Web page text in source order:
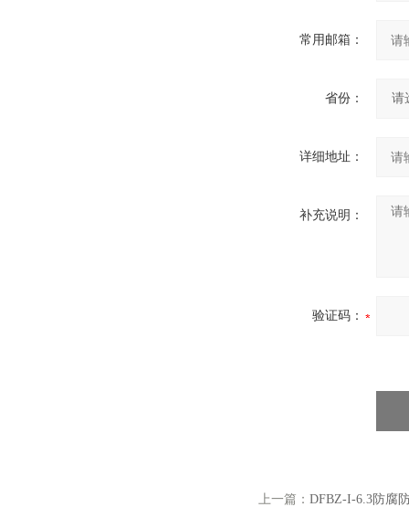
常用邮箱：
省份：
详细地址：
补充说明：
验证码：
上一篇： DFBZ-I-6.3防腐